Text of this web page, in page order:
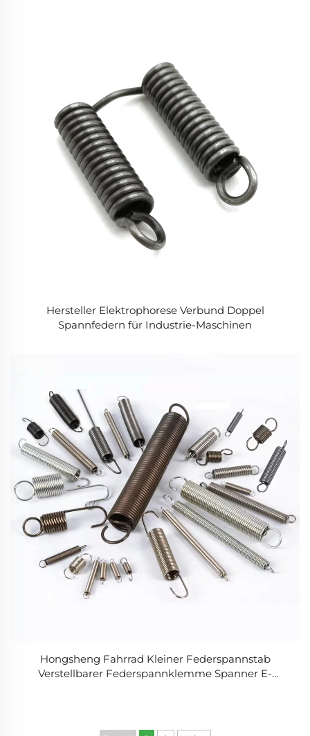
Hersteller Elektrophorese Verbund Doppel
Spannfedern für Industrie-Maschinen
Hongsheng Fahrrad Kleiner Federspannstab
Verstellbarer Federspannklemme Spanner E-